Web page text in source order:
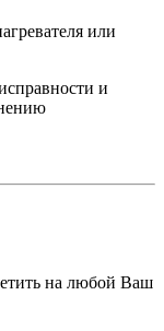
или
и
на любой Ваш